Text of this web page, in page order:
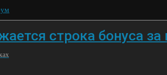
строка бонуса